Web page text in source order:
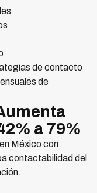
de contacto
de
a 79%
México con
contactabilidad del